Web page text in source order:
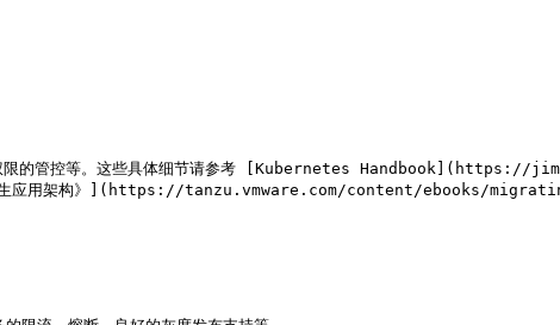
露、权限的管控等。这些具体细节请参考 [Kubernetes
云原生应用架构》](https://tanzu.vmware.com/content/ebooks/